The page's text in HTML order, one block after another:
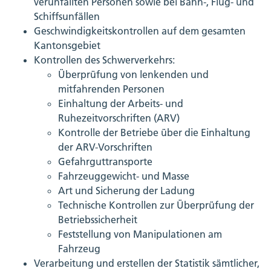
Schiffsunfällen
Geschwindigkeitskontrollen auf dem gesamten
Kantonsgebiet
Kontrollen des Schwerverkehrs:
Überprüfung von lenkenden und
mitfahrenden Personen
Einhaltung der Arbeits- und
Ruhezeitvorschriften (ARV)
Kontrolle der Betriebe über die Einhaltung
der ARV-Vorschriften
Gefahrguttransporte
Fahrzeuggewicht- und Masse
Art und Sicherung der Ladung
Technische Kontrollen zur Überprüfung der
Betriebssicherheit
Feststellung von Manipulationen am
Fahrzeug
Verarbeitung und erstellen der Statistik sämtlicher,